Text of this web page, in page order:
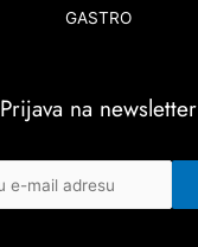
GASTRO
Prijava na newsletter